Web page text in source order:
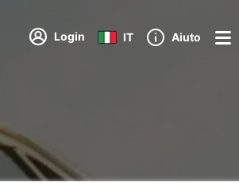
Login IT Aiuto